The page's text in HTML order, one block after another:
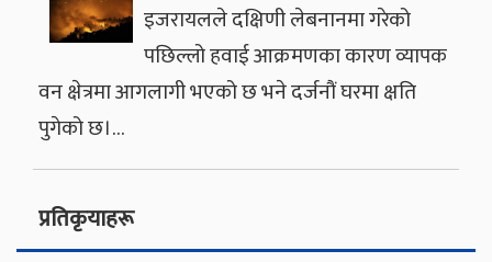
इजरायलले दक्षिणी लेबनानमा गरेको
पछिल्लो हवाई आक्रमणका कारण व्यापक
वन क्षेत्रमा आगलागी भएको छ भने दर्जनौं घरमा क्षति
पुगेको छ।…
प्रतिकृयाहरू